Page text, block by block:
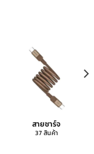
สายชาร์จ
37 สินค้า